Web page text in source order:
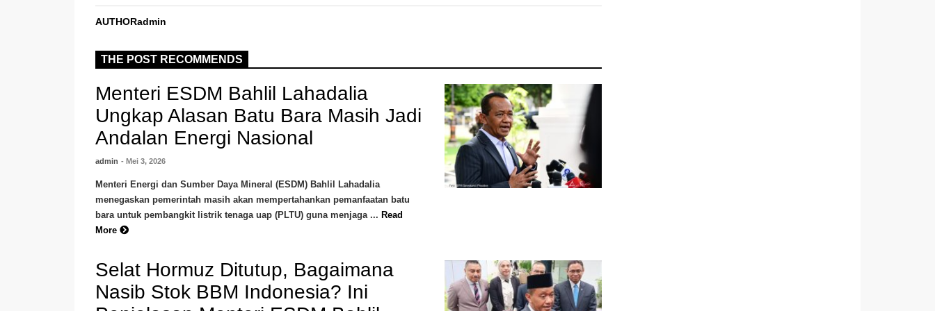
AUTHORadmin
THE POST RECOMMENDS
Menteri ESDM Bahlil Lahadalia
Ungkap Alasan Batu Bara Masih Jadi
Andalan Energi Nasional
admin - Mei 3, 2026
Menteri Energi dan Sumber Daya Mineral (ESDM) Bahlil Lahadalia
menegaskan pemerintah masih akan mempertahankan pemanfaatan batu
bara untuk pembangkit listrik tenaga uap (PLTU) guna menjaga ... Read
More
Selat Hormuz Ditutup, Bagaimana
Nasib Stok BBM Indonesia? Ini